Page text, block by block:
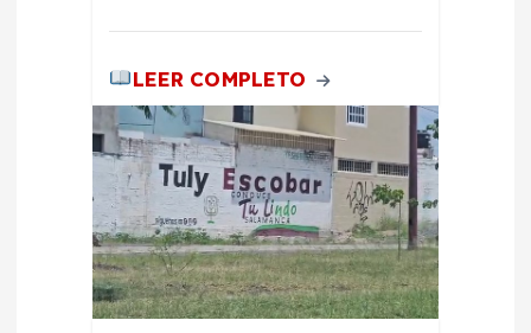
LEER COMPLETO